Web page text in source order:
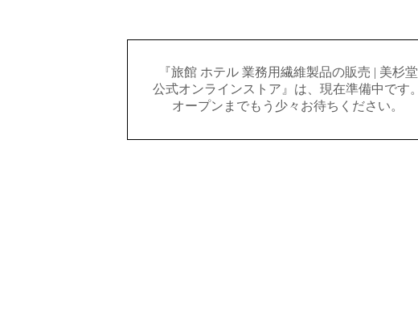
『旅館 ホテル 業務用繊維製品の販売 | 美杉堂
公式オンラインストア』は、現在準備中です。
オープンまでもう少々お待ちください。